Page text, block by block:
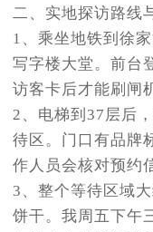
二、实地探访路线
1、乘坐地铁到徐
写字楼大堂。前台
访客卡后才能刷闸
2、电梯到37层后
待区。门口有品牌
作人员会核对预约
3、整个等待区域
饼干。我周五下午